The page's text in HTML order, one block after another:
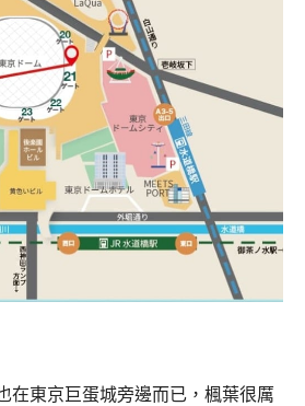
在東京巨蛋城旁邊而已，楓葉很厲